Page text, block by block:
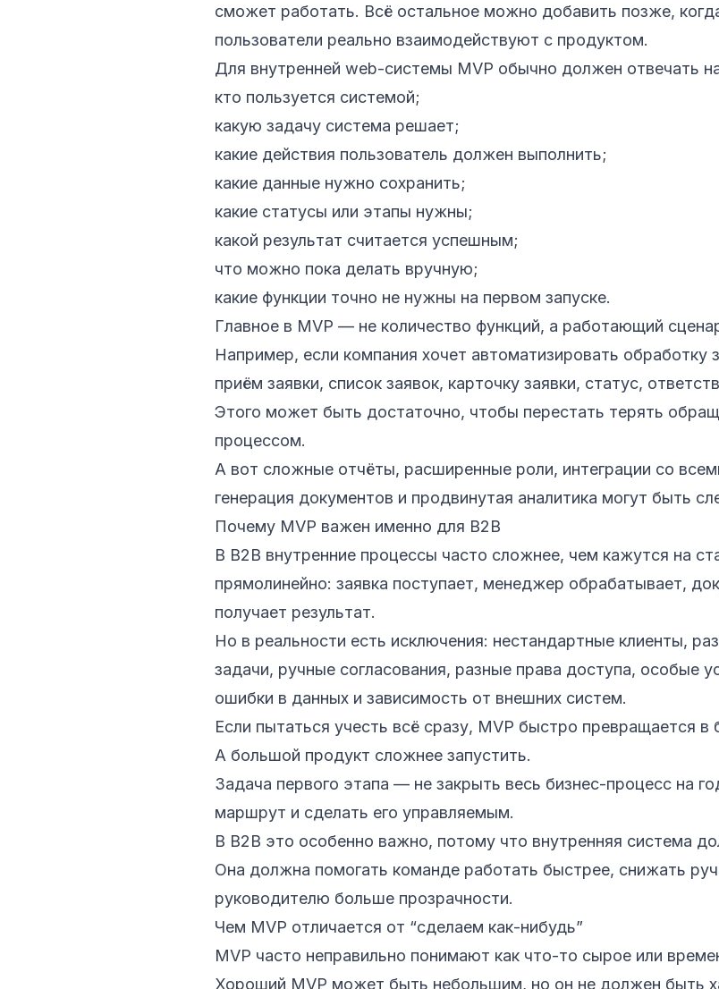
сможет работать. Всё остальное можно добавить позже,
пользователи реально взаимодействуют с продуктом.
Для внутренней web-системы MVP обычно должен отвечать
кто пользуется системой;
какую задачу система решает;
какие действия пользователь должен выполнить;
какие данные нужно сохранить;
какие статусы или этапы нужны;
какой результат считается успешным;
что можно пока делать вручную;
какие функции точно не нужны на первом запуске.
Главное в MVP — не количество функций, а работающий
Например, если компания хочет автоматизировать обработку
приём заявки, список заявок, карточку заявки, статус,
Этого может быть достаточно, чтобы перестать терять
процессом.
А вот сложные отчёты, расширенные роли, интеграции со
генерация документов и продвинутая аналитика могут быть
Почему MVP важен именно для B2B
В B2B внутренние процессы часто сложнее, чем кажутся на
прямолинейно: заявка поступает, менеджер обрабатывает,
получает результат.
Но в реальности есть исключения: нестандартные клиенты,
задачи, ручные согласования, разные права доступа, особые
ошибки в данных и зависимость от внешних систем.
Если пытаться учесть всё сразу, MVP быстро превращается
А большой продукт сложнее запустить.
Задача первого этапа — не закрыть весь бизнес-процесс на
маршрут и сделать его управляемым.
В B2B это особенно важно, потому что внутренняя система
Она должна помогать команде работать быстрее, снижать
руководителю больше прозрачности.
Чем MVP отличается от “сделаем как-нибудь”
MVP часто неправильно понимают как что-то сырое или
Хороший MVP может быть небольшим, но он не должен быть